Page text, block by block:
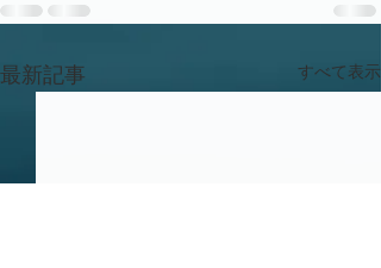
最新記事 すべて表示